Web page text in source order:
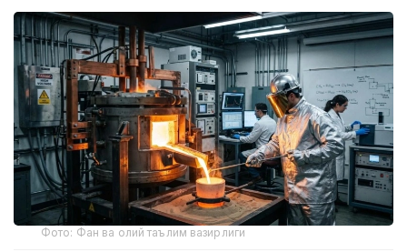
Фото: Фан ва олий таълим вазирлиги